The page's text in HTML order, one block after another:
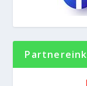
Partnereink